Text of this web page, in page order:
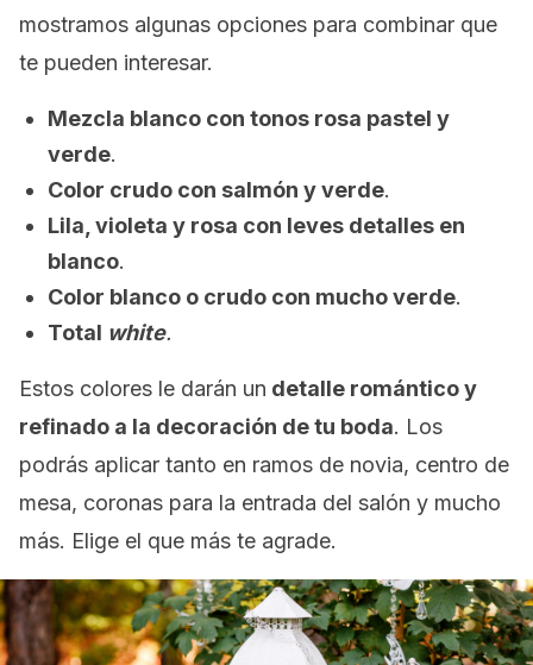
mostramos algunas opciones para combinar que
te pueden interesar.
Mezcla blanco con tonos rosa pastel y
verde.
Color crudo con salmón y verde.
Lila, violeta y rosa con leves detalles en
blanco.
Color blanco o crudo con mucho verde.
Total white.
Estos colores le darán un detalle romántico y
refinado a la decoración de tu boda. Los
podrás aplicar tanto en ramos de novia, centro de
mesa, coronas para la entrada del salón y mucho
más. Elige el que más te agrade.